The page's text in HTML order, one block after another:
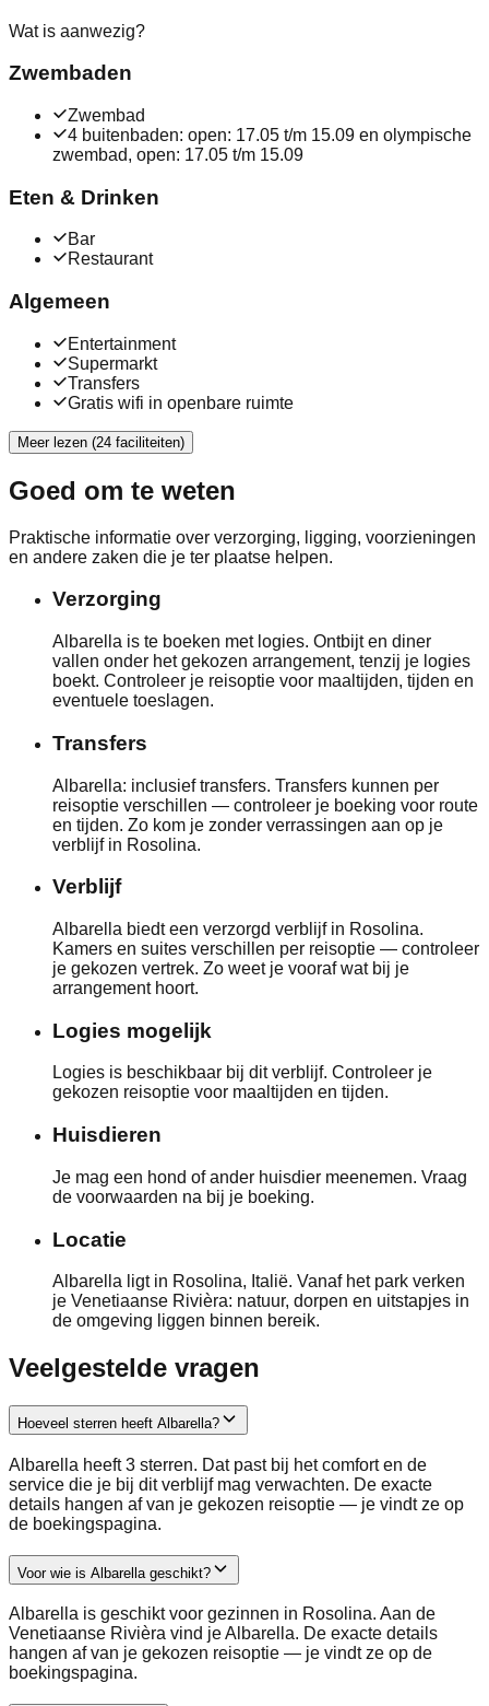
Wat is aanwezig?
Zwembaden
Zwembad
4 buitenbaden: open: 17.05 t/m 15.09 en olympische
zwembad, open: 17.05 t/m 15.09
Eten & Drinken
Bar
Restaurant
Algemeen
Entertainment
Supermarkt
Transfers
Gratis wifi in openbare ruimte
Meer lezen (24 faciliteiten)
Goed om te weten
Praktische informatie over verzorging, ligging, voorzieningen
en andere zaken die je ter plaatse helpen.
Verzorging
Albarella is te boeken met logies. Ontbijt en diner
vallen onder het gekozen arrangement, tenzij je logies
boekt. Controleer je reisoptie voor maaltijden, tijden en
eventuele toeslagen.
Transfers
Albarella: inclusief transfers. Transfers kunnen per
reisoptie verschillen — controleer je boeking voor route
en tijden. Zo kom je zonder verrassingen aan op je
verblijf in Rosolina.
Verblijf
Albarella biedt een verzorgd verblijf in Rosolina.
Kamers en suites verschillen per reisoptie — controleer
je gekozen vertrek. Zo weet je vooraf wat bij je
arrangement hoort.
Logies mogelijk
Logies is beschikbaar bij dit verblijf. Controleer je
gekozen reisoptie voor maaltijden en tijden.
Huisdieren
Je mag een hond of ander huisdier meenemen. Vraag
de voorwaarden na bij je boeking.
Locatie
Albarella ligt in Rosolina, Italië. Vanaf het park verken
je Venetiaanse Rivièra: natuur, dorpen en uitstapjes in
de omgeving liggen binnen bereik.
Veelgestelde vragen
Hoeveel sterren heeft Albarella?
Albarella heeft 3 sterren. Dat past bij het comfort en de
service die je bij dit verblijf mag verwachten. De exacte
details hangen af van je gekozen reisoptie — je vindt ze op
de boekingspagina.
Voor wie is Albarella geschikt?
Albarella is geschikt voor gezinnen in Rosolina. Aan de
Venetiaanse Rivièra vind je Albarella. De exacte details
hangen af van je gekozen reisoptie — je vindt ze op de
boekingspagina.